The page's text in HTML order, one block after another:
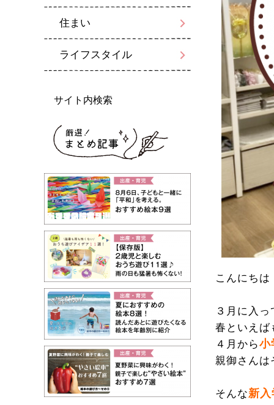
こんにちは
３月に入
春といえば
４月から小
親御さんは
そんな新入
住まい
ライフスタイル
サイト内検索